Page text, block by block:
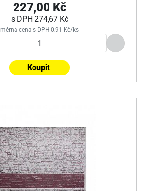
227,00 Kč
s DPH 274,67 Kč
měrná cena s DPH 0,91 Kč/ks
Koupit